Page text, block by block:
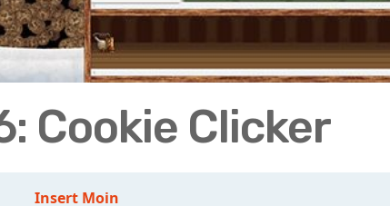
Cookie Clicker